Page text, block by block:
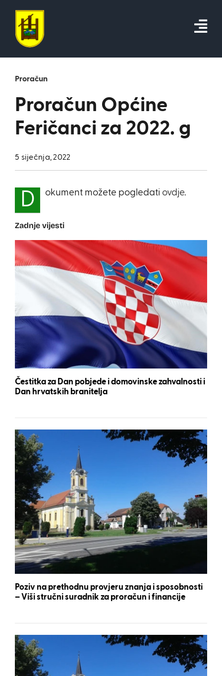
content
Proračun
Proračun Općine
Feričanci za 2022. g
5 siječnja, 2022
D okument možete pogledati ovdje.
Zadnje vijesti
Čestitka za Dan pobjede i domovinske zahvalnosti i
Dan hrvatskih branitelja
Poziv na prethodnu provjeru znanja i sposobnosti
– Viši stručni suradnik za proračun i financije